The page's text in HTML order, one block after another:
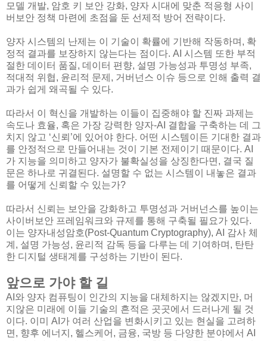
모델 개발, 암호 키 보안 강화, 양자 시대에 맞춘 적응형 사이
버보안 정책 마련에 초점을 둔 선제적 방어 전략이다.
양자 시스템의 난제는 이 기술이 확률에 기반해 작동하며, 확
정적 결과를 보장하지 않는다는 점이다. AI 시스템 또한 부적
절한 데이터 품질, 데이터 편향, 설명 가능성과 투명성 부족,
적대적 위협, 윤리적 문제, 거버넌스 이슈 등으로 인해 출력 결
과가 쉽게 왜곡될 수 있다.
따라서 이 혁신을 개발하는 이들이 집중해야 할 진짜 과제는
속도나 효율, 혹은 가장 강력한 양자-AI 결합을 구축하는 데 그
치지 않고 ‘신뢰’에 있어야 한다. 어떤 시스템이든 기대한 결과
를 안정적으로 만들어내는 것이 기본 전제이기 때문이다. AI
가 지능을 의미하고 양자가 불확실성을 상징한다면, 결국 질
문은 하나로 귀결된다. 설명할 수 없는 시스템이 내놓은 결과
를 어떻게 신뢰할 수 있는가?
따라서 신뢰는 보안을 강화하고 투명성과 거버넌스를 높이는
사이버보안 프레임워크와 규제를 통해 구축될 필요가 있다.
이는 양자내성암호(Post-Quantum Cryptography), AI 감사 체
계, 설명 가능성, 윤리적 감독 등을 다루는 데 기여하며, 탄탄
한 디지털 생태계를 구성하는 기반이 된다.
앞으로 가야 할 길
AI와 양자 컴퓨팅이 인간의 지능을 대체하지는 않겠지만, 머
지않은 미래에 이들 기술의 흔적은 곳곳에서 드러나게 될 것
이다. 이미 AI가 여러 산업을 변화시키고 있는 현실을 고려하
면, 향후 에너지, 헬스케어, 금융, 국방 등 다양한 분야에서 AI